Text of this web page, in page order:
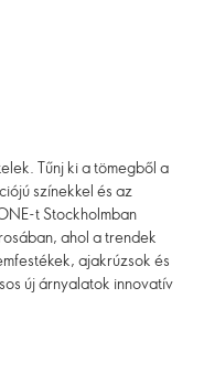
Tűnj ki a tömegből a
színekkel és az
t Stockholmban
ahol a trendek
ajakrúzsok és
új árnyalatok innovatív